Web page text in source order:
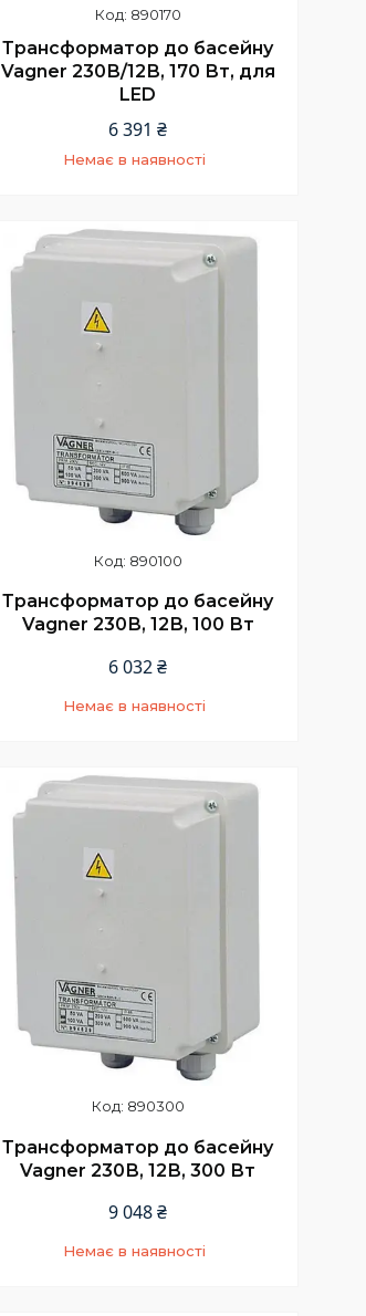
890170
Трансформатор до басейну
Vagner 230В/12В, 170 Вт, для
LED
6 391 ₴
Немає в наявності
Відділ продажу
890100
Трансформатор до басейну
Vagner 230В, 12В, 100 Вт
6 032 ₴
Немає в наявності
Відділ продажу
890300
Трансформатор до басейну
Vagner 230В, 12В, 300 Вт
9 048 ₴
Немає в наявності